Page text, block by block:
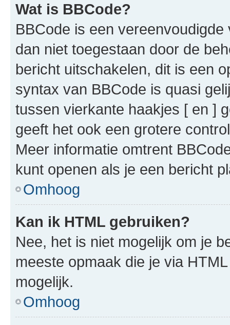
Wat is BBCode?
BBCode is een
dan niet toegestaan door de
bericht uitschakelen, dit is een
syntax van BBCode is quasi
tussen vierkante haakjes [ en ]
geeft het ook een grotere
Meer informatie omtrent
kunt openen als je een bericht
Omhoog
Kan ik HTML gebruiken?
Nee, het is niet mogelijk om je
meeste opmaak die je via
mogelijk.
Omhoog